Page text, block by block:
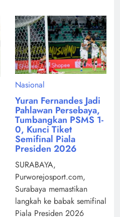
Nasional
Yuran Fernandes Jadi
Pahlawan Persebaya,
Tumbangkan PSMS 1-
0, Kunci Tiket
Semifinal Piala
Presiden 2026
SURABAYA,
Purworejosport.com,
Surabaya memastikan
langkah ke babak semifinal
Piala Presiden 2026